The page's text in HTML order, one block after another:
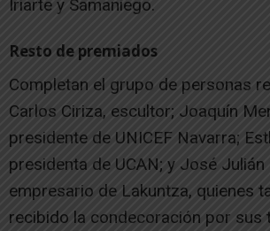
Iriarte y Samaniego.
Resto de premiados
Completan el grupo de personas
Carlos Ciriza, escultor; Joaquín
presidente de UNICEF Navarra;
presidenta de UCAN; y José Julián
empresario de Lakuntza, quienes
recibido la condecoración por sus